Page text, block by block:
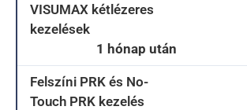
VISUMAX kétlézeres
kezelések
1 hónap után
Felszíni PRK és No-
Touch PRK kezelés